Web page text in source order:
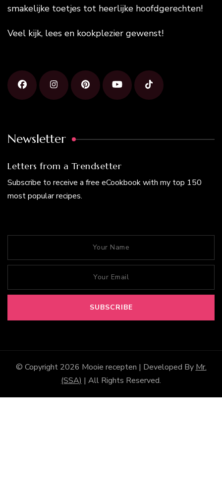
smakelijke toetjes tot heerlijke hoofdgerechten!
Veel kijk, lees en kookplezier gewenst!
Newsletter
Letters from a Trendsetter
Subscribe to receive a free eCookbook with my top 150
most popular recipes.
© Copyright 2026 Mooie recepten | Developed By Mr.
(SSA) | All Rights Reserved.